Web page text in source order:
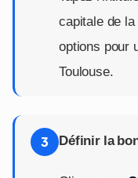
capitale de
options pour
Toulouse.
3 Définir la